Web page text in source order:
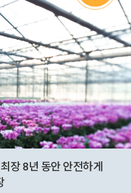
장 8년 동안 안전하게